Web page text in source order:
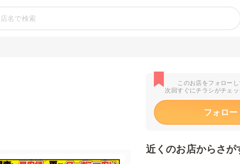
このお店をフォローし
次回すぐにチラシがチェッ
フォロー
近くのお店からさが